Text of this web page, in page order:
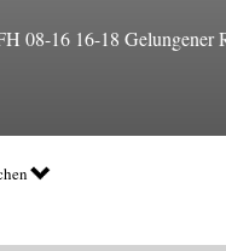
08-16 16-18 Gelungener